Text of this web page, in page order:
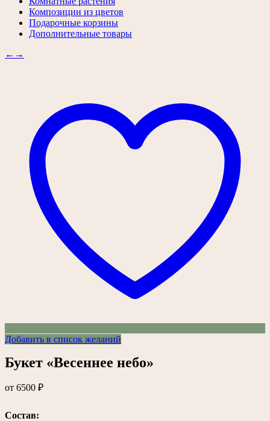
Композиции из цветов
Подарочные корзины
Дополнительные товары
← →
Добавить в список желаний
Букет «Весеннее небо»
от 6500 ₽
Состав: